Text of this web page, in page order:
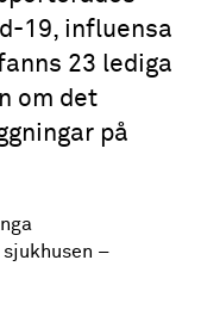
19, influensa
23 lediga
om det
på
–